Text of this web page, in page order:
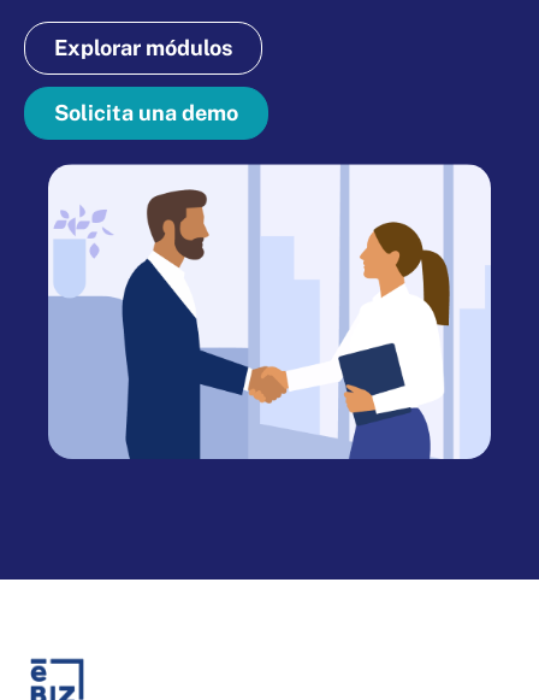
Explorar módulos
Solicita una demo